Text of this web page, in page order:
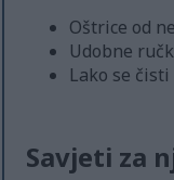
Oštrice od
Udobne
Lako se
Savjeti za